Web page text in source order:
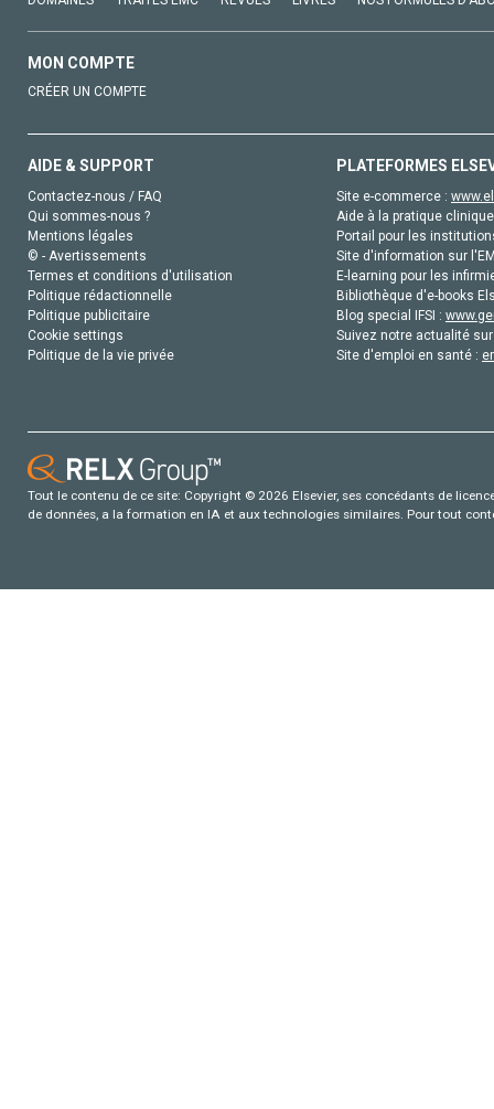
MON COMPTE
CRÉER UN COMPTE
AIDE & SUPPORT
Contactez-nous / FAQ
Qui sommes-nous ?
Mentions légales
© - Avertissements
Termes et conditions d'utilisation
Politique rédactionnelle
Politique publicitaire
Cookie settings
Politique de la vie privée
PLATEFORMES
Site e-commerce :
Aide à la pratique
Portail pour les
Site d'information sur
E-learning pour les
Bibliothèque d'e-books
Blog special IFSI :
Suivez notre actualité
Site d'emploi en santé :
Tout le contenu de ce site: Copyright © 2026 Elsevier, ses concédants de
de données, a la formation en IA et aux technologies similaires. Pour tout